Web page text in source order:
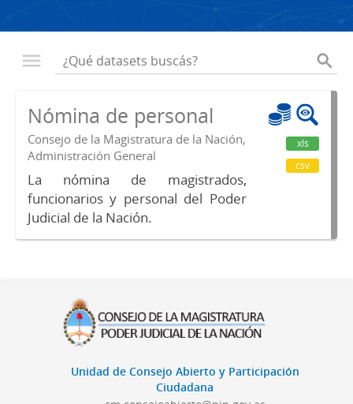
Nómina de personal
Consejo de la Magistratura de la Nación,
Administración General
La nómina de magistrados,
funcionarios y personal del Poder
Judicial de la Nación.
xls
csv
Unidad de Consejo Abierto y Participación
Ciudadana